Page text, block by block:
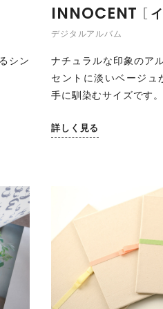
シン
INNOCENT
デジタルアルバム
ナチュラルな印象のア
セントに淡いベージュ
手に馴染むサイズです。
詳しく見る